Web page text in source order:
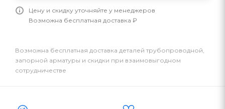
Цену и скидку уточняйте у менеджеров
Возможна бесплатная доставка ₽
Возможна бесплатная доставка деталей трубопроводной,
запорной арматуры и скидки при взаимовыгодном
сотрудничестве